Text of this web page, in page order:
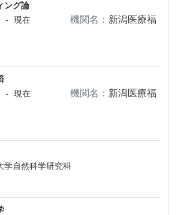
ング論
- 現在 機関名： 新潟医療福
- 現在 機関名： 新潟医療福
学自然科学研究科